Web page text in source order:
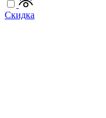
Скидка